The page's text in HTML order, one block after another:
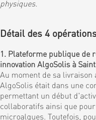
physiques.
Détail des 4
1. Plateforme publique de
innovation AlgoSolis à
Au moment de sa
AlgoSolis était dans une
permettant un début
collaboratifs ainsi que
microalgues. Toutefois,